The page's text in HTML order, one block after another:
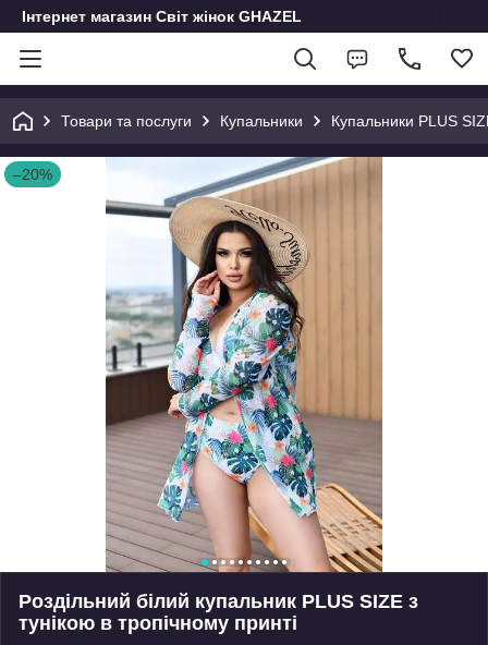
Інтернет магазин Світ жінок GHAZEL
Товари та послуги Купальники Купальники PLUS
–20%
Роздільний білий купальник PLUS SIZE з
тунікою в тропічному принті